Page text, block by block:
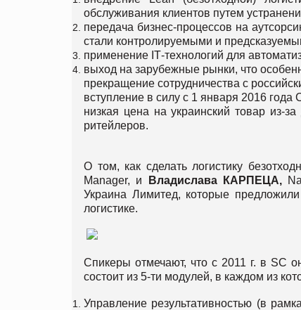
обслуживания клиентов путем
передача бизнес-процессов на
стали контролируемыми и
применение IТ-технологий для
выход на зарубежные рынки, что
прекращение сотрудничества с
вступление в силу с 1 января 2016
низкая цена на украинский товар из-
ритейлеров.
О том, как сделать логистику
Manager, и
Владислава КАРПЕЦА,
Украина Лимитед, которые
логистике.
Спикеры отмечают, что с 2011 г. в SC
состоит из 5-ти модулей, в каждом из
Управление результативностью (в